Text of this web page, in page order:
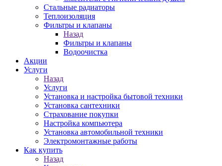
Стальные радиаторы
Теплоизоляция
Фильтры и клапаны
Назад
Фильтры и клапаны
Водоочистка
Акции
Услуги
Назад
Услуги
Установка и настройка бытовой техники
Установка сантехники
Страхование покупки
Настройка компьютера
Установка автомобильной техники
Электромонтажные работы
Как купить
Назад